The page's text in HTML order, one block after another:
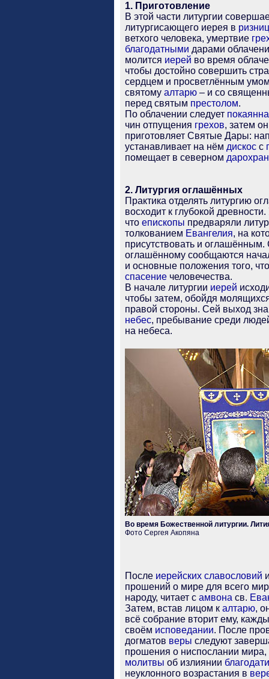
1. Приготовление
В этой части литургии
литургисающего иерея в
ветхого человека, умертвие
благодатными дарами
молится иерей во время
чтобы достойно совершить
сердцем и просветлённым
святому алтарю – и со
перед святым престолом.
По облачении следует
чин отпущения грехов, затем
приготовляет Святые Дары:
устанавливает на нём дискос с
помещает в северном
2. Литургия оглашённых
Практика отделять литургию
восходит к глубокой
что епископы предваряли
толкованием Евангелия, на
присутствовать и оглашённым.
оглашённому сообщаются
и основные положения того,
спасение человечества.
В начале литургии иерей
чтобы затем, обойдя
правой стороны. Сей выход
небес, пребывание среди
на небеса.
Во время Божественной литургии.
Фото Сергея Акопяна
После иерейских славословий
прошений о мире для всего
народу, читает с амвона св.
Затем, встав лицом к алтарю,
всё собрание вторит ему,
своём исповедании. После
догматов веры следуют
прошения о ниспослании
молитвы об излиянии благодати
неуклонного возрастания в